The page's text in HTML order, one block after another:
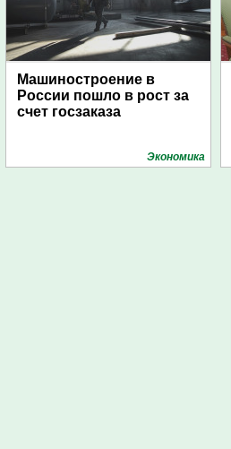
Машиностроение в
России пошло в рост за
счет госзаказа
Экономика